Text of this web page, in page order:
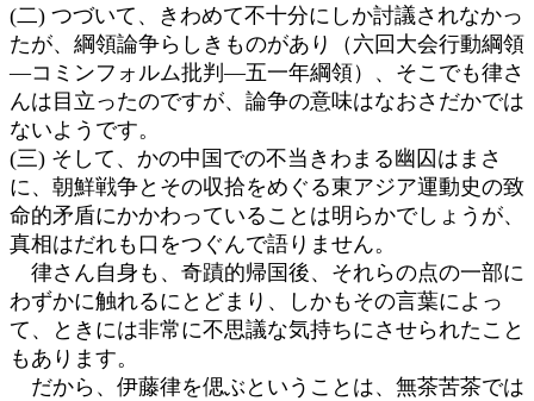
(二) つづいて、きわめて不十分にしか討議されなかっ
たが、綱領論争らしきものがあり（六回大会行動綱領
―コミンフォルム批判―五一年綱領）、そこでも律さ
んは目立ったのですが、論争の意味はなおさだかでは
ないようです。
(三) そして、かの中国での不当きわまる幽囚はまさ
に、朝鮮戦争とその収拾をめぐる東アジア運動史の致
命的矛盾にかかわっていることは明らかでしょうが、
真相はだれも口をつぐんで語りません。
律さん自身も、奇蹟的帰国後、それらの点の一部に
わずかに触れるにとどまり、しかもその言葉によっ
て、ときには非常に不思議な気持ちにさせられたこと
もあります。
だから、伊藤律を偲ぶということは、無茶苦茶では